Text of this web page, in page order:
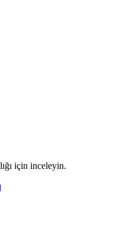
için inceleyin.